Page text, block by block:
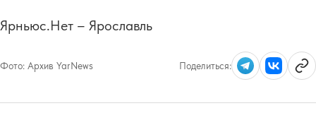
Ярньюс.Нет – Ярославль
Фото: Архив YarNews Поделиться: